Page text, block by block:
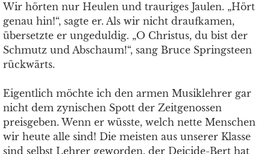
Wir hörten nur Heulen und trauriges Jaulen. „Hört
genau hin!“, sagte er. Als wir nicht draufkamen,
übersetzte er ungeduldig. „O Christus, du bist der
Schmutz und Abschaum!“, sang Bruce Springsteen
rückwärts.
Eigentlich möchte ich den armen Musiklehrer gar
nicht dem zynischen Spott der Zeitgenossen
preisgeben. Wenn er wüsste, welch nette Menschen
wir heute alle sind! Die meisten aus unserer Klasse
sind selbst Lehrer geworden, der Deicide-Bert hat